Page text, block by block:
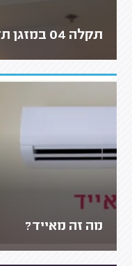
תקלה 04 במזגן תדיראן מיני מרכזי
מה זה מאייד?